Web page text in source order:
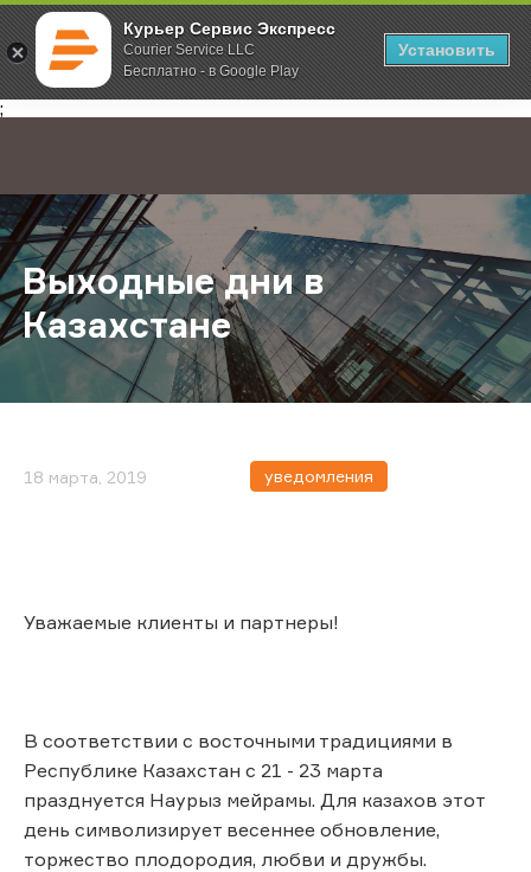
Курьер Сервис Экспресс
Courier Service LLC
Бесплатно - в Google Play
Установить
;
Главная О компании Новости Выходные дни в Казахстане
Выходные дни в
Казахстане
18 марта, 2019 уведомления
Уважаемые клиенты и партнеры!
В соответствии с восточными традициями в
Республике Казахстан с 21 - 23 марта
празднуется Наурыз мейрамы. Для казахов этот
день символизирует весеннее обновление,
торжество плодородия, любви и дружбы.